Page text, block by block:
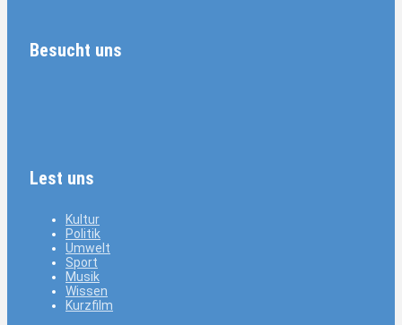
Besucht uns
Lest uns
Kultur
Politik
Umwelt
Sport
Musik
Wissen
Kurzfilm